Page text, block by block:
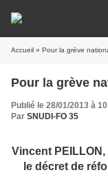
Accueil » Pour la grève
Pour la grève
Publié le 28/01/2013 à
Par SNUDI-FO 35
Vincent
le décret de